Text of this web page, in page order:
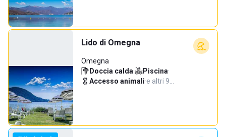
Lido di Omegna
Omegna
Doccia calda· Piscina·
Accesso animali·e altri 9…